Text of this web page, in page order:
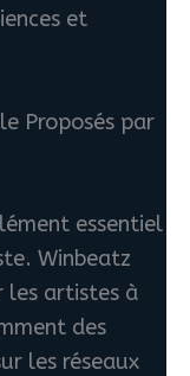
et
Proposés par
essentiel
Winbeatz
les artistes à
des
les réseaux